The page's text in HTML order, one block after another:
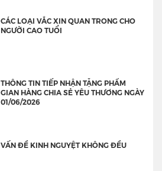
CÁC LOẠI VẮC XIN QUAN TRONG CHO
NGƯỜI CAO TUỔI
THÔNG TIN TIẾP NHẬN TẶNG PHẨM
GIAN HÀNG CHIA SẺ YÊU THƯƠNG NGÀY
01/06/2026
VẤN ĐỀ KINH NGUYỆT KHÔNG ĐỀU